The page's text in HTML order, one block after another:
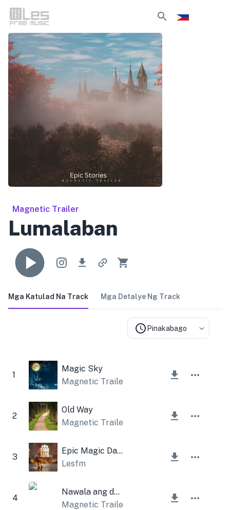
Magnetic Trailer
Lumalaban
Mga Katulad Na Track Mga Detalye Ng Track
Pinakabago
1
Magic Sky
Magnetic Trailer
2
Old Way
Magnetic Trailer
3
Epic Magic Dance
Lesfm
4
Nawala ang dagat
Magnetic Trailer